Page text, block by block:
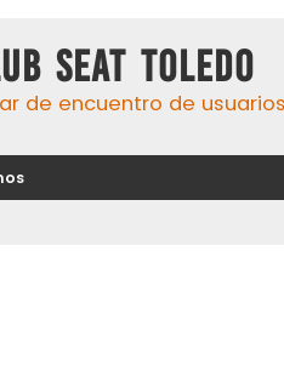
Seat Toledo
de encuentro de